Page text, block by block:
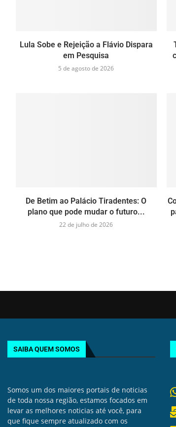
Lula Sobe e Rejeição a Flávio Dispara
em Pesquisa
5 de agosto de 2026
De Betim ao Palácio Tiradentes: O
plano que pode mudar o futuro...
22 de julho de 2026
SAIBA QUEM SOMOS
Somos um dos maiores portais de noticias
de toda nossa região, estamos focados em
levar as melhores noticias até você, para
que fique sempre atualizado com os